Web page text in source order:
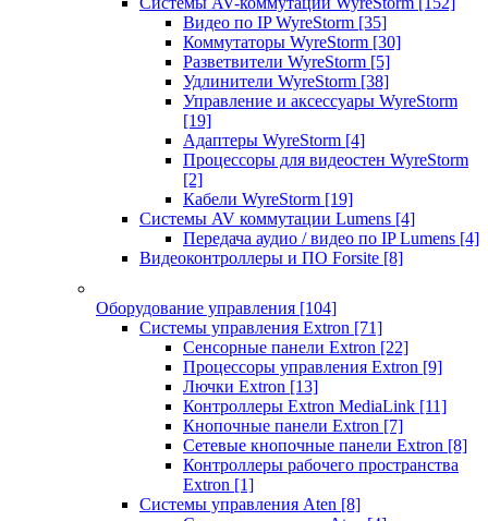
Видео по IP WyreStorm [35]
Коммутаторы WyreStorm [30]
Разветвители WyreStorm [5]
Удлинители WyreStorm [38]
Управление и аксессуары WyreStorm
[19]
Адаптеры WyreStorm [4]
Процессоры для видеостен WyreStorm
[2]
Кабели WyreStorm [19]
Системы AV коммутации Lumens [4]
Передача аудио / видео по IP Lumens [4]
Видеоконтроллеры и ПО Forsite [8]
Оборудование управления [104]
Системы управления Extron [71]
Сенсорные панели Extron [22]
Процессоры управления Extron [9]
Лючки Extron [13]
Контроллеры Extron MediaLink [11]
Кнопочные панели Extron [7]
Сетевые кнопочные панели Extron [8]
Контроллеры рабочего пространства
Extron [1]
Системы управления Aten [8]